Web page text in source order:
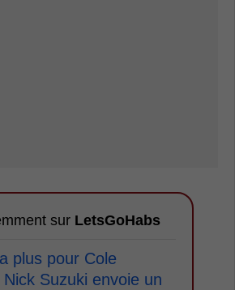
sur LetsGoHabs
plus pour Cole
Suzuki envoie un